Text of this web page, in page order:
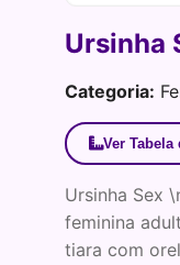
Ursinha
Categoria:
Ver Tabela
Ursinha Sex
feminina
tiara com